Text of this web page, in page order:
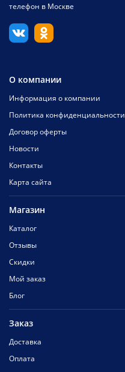
телефон в Москве
О компании
Информация о компании
Политика конфиденциальности
Договор оферты
Новости
Контакты
Карта сайта
Магазин
Каталог
Отзывы
Скидки
Мой заказ
Блог
Заказ
Доставка
Оплата